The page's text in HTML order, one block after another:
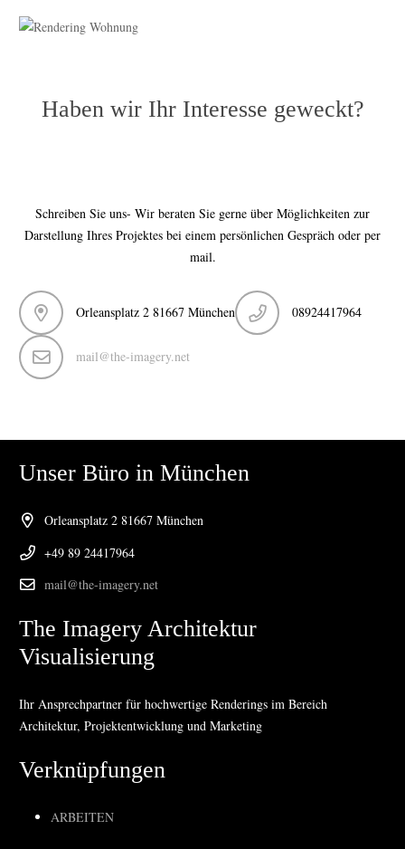
Haben wir Ihr Interesse geweckt?
Schreiben Sie uns- Wir beraten Sie gerne über Möglichkeiten zur
Darstellung Ihres Projektes bei einem persönlichen Gespräch oder per
mail.
Orleansplatz 2 81667 München 08924417964
mail@the-imagery.net
Unser Büro in München
Orleansplatz 2 81667 München
+49 89 24417964
mail@the-imagery.net
The Imagery Architektur
Visualisierung
Ihr Ansprechpartner für hochwertige Renderings im Bereich
Architektur, Projektentwicklung und Marketing
Verknüpfungen
ARBEITEN